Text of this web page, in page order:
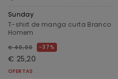
Sunday
T-shirt de manga curta Branco
Homem
€ 40,00 37%
€ 25,20
OFERTAS